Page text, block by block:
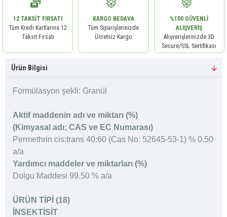
12 TAKSIT FIRSATI
Tüm Kredi Kartlarına 12
Taksit Fırsatı
KARGO BEDAVA
Tüm Siparişlerinizde
Ücretsiz Kargo
%100 GÜVENLI
ALIŞVERIŞ
Alışverişlerinizde 3D
Secure/SSL Sertifikası
Ürün Bilgisi
Formülasyon şekli: Granül
Aktif maddenin adı ve miktarı (%)
(Kimyasal adı; CAS ve EC Numarası)
Permethrin cis:trans 40:60 (Cas No: 52645-53-1) % 0.50
a/a
Yardımcı maddeler ve miktarları (%)
Dolgu Maddesi 99.50 % a/a
ÜRÜN TİPİ (18)
İNSEKTİSİT